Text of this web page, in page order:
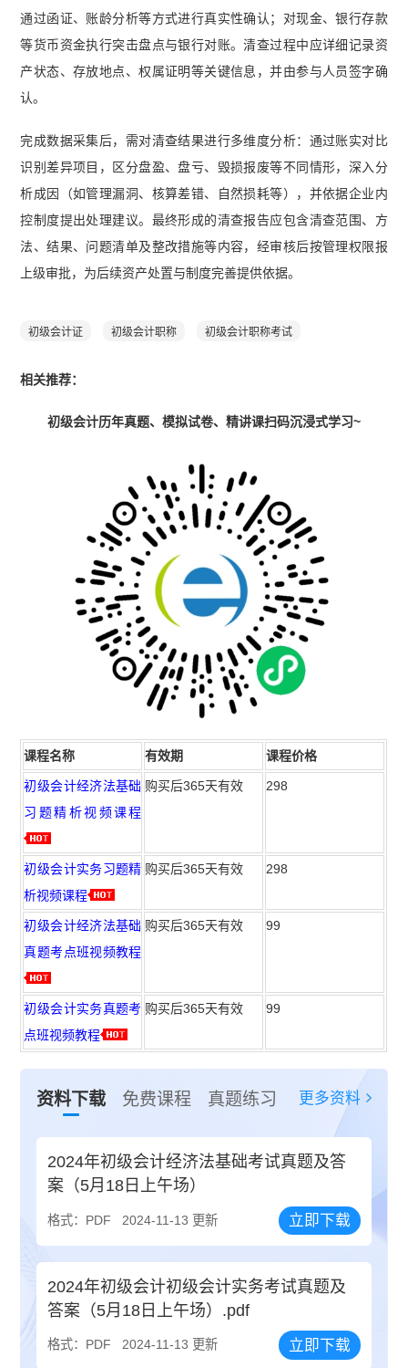
通过函证、账龄分析等方式进行真实性确认；对现金、银行存款
等货币资金执行突击盘点与银行对账。清查过程中应详细记录资
产状态、存放地点、权属证明等关键信息，并由参与人员签字确
认。
完成数据采集后，需对清查结果进行多维度分析：通过账实对比
识别差异项目，区分盘盈、盘亏、毁损报废等不同情形，深入分
析成因（如管理漏洞、核算差错、自然损耗等），并依据企业内
控制度提出处理建议。最终形成的清查报告应包含清查范围、方
法、结果、问题清单及整改措施等内容，经审核后按管理权限报
上级审批，为后续资产处置与制度完善提供依据。
初级会计证 初级会计职称 初级会计职称考试
相关推荐：
初级会计历年真题、模拟试卷、精讲课扫码沉浸式学习~
课程名称 有效期 课程价格
初级会计经济法基础
习题精析视频课程
购买后365天有效 298
初级会计实务习题精
析视频课程
购买后365天有效 298
初级会计经济法基础
真题考点班视频教程
购买后365天有效 99
初级会计实务真题考
点班视频教程
购买后365天有效 99
资料下载 免费课程 真题练习 更多资料
2024年初级会计经济法基础考试真题及答
案（5月18日上午场）
格式：PDF 2024-11-13 更新 立即下载
2024年初级会计初级会计实务考试真题及
答案（5月18日上午场）.pdf
格式：PDF 2024-11-13 更新 立即下载